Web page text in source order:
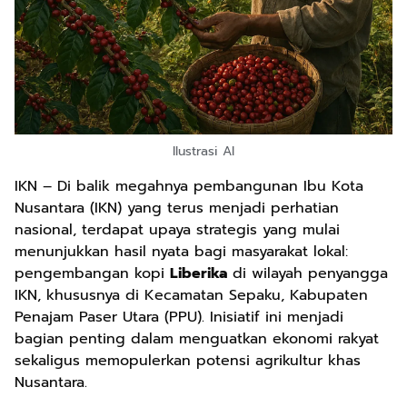
Ilustrasi AI
IKN – Di balik megahnya pembangunan Ibu Kota
Nusantara (IKN) yang terus menjadi perhatian
nasional, terdapat upaya strategis yang mulai
menunjukkan hasil nyata bagi masyarakat lokal:
pengembangan kopi Liberika di wilayah penyangga
IKN, khususnya di Kecamatan Sepaku, Kabupaten
Penajam Paser Utara (PPU). Inisiatif ini menjadi
bagian penting dalam menguatkan ekonomi rakyat
sekaligus memopulerkan potensi agrikultur khas
Nusantara.